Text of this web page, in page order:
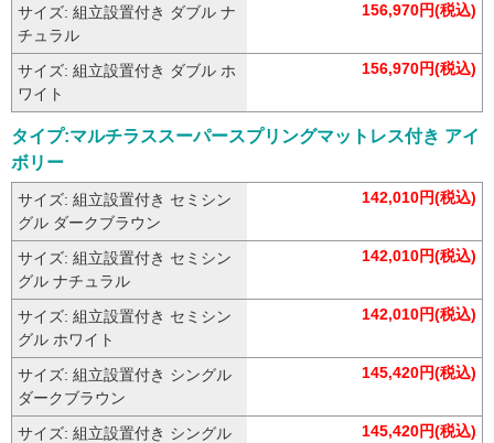
サイズ: 組立設置付き ダブル ナ
チュラル
156,970円(税込)
サイズ: 組立設置付き ダブル ホ
ワイト
156,970円(税込)
タイプ:マルチラススーパースプリングマットレス付き アイ
ボリー
サイズ: 組立設置付き セミシン
グル ダークブラウン
142,010円(税込)
サイズ: 組立設置付き セミシン
グル ナチュラル
142,010円(税込)
サイズ: 組立設置付き セミシン
グル ホワイト
142,010円(税込)
サイズ: 組立設置付き シングル
ダークブラウン
145,420円(税込)
サイズ: 組立設置付き シングル
145,420円(税込)